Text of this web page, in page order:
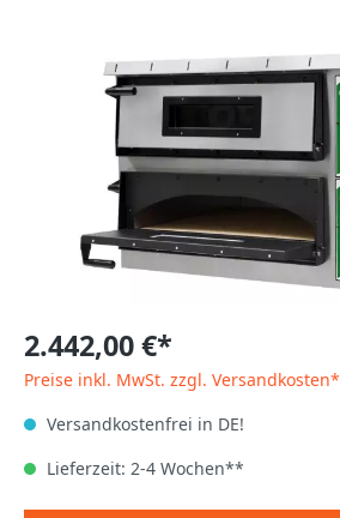
2.442,00 €*
Preise inkl. MwSt. zzgl. Versandkosten*
Versandkostenfrei in DE!
Lieferzeit: 2-4 Wochen**